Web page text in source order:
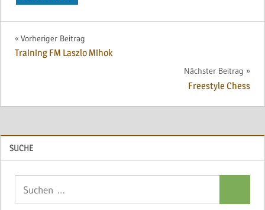
Beitragsnavigation
Vorheriger Beitrag
Training FM Laszlo Mihok
Nächster Beitrag
Freestyle Chess
SUCHE